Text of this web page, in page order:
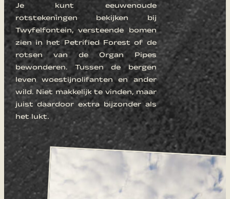
Je kunt eeuwenoude
rotstekeningen bekijken bij
Twyfelfontein, versteende bomen
zien in het Petrified Forest of de
rotsen van de Organ Pipes
bewonderen. Tussen de bergen
leven woestijnolifanten en ander
wild. Niet makkelijk te vinden, maar
juist daardoor extra bijzonder als
het lukt.